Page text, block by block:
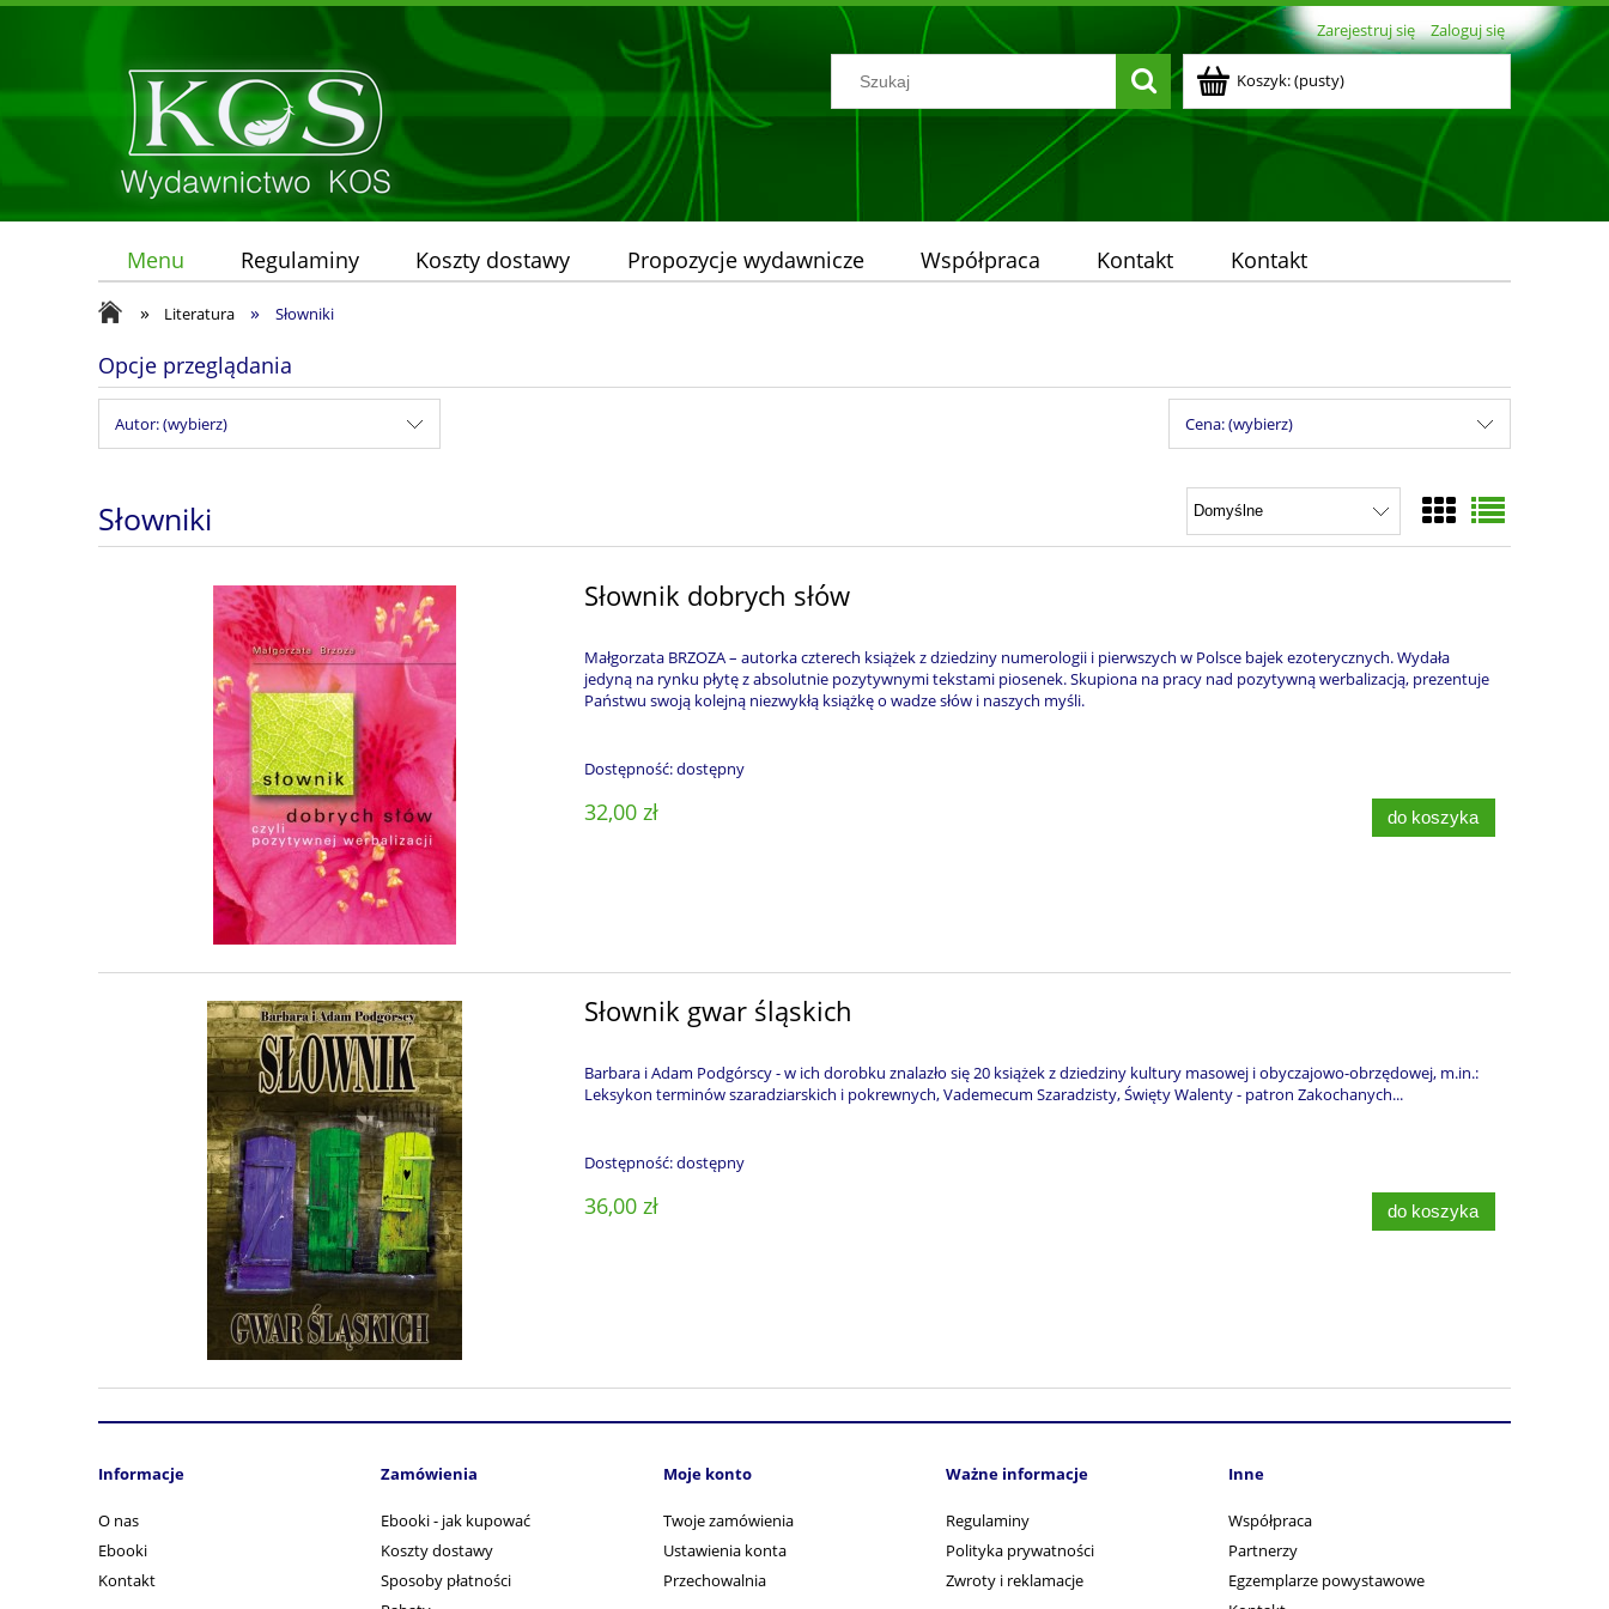
Zarejestruj się Zaloguj się
Koszyk:(pusty)
Menu Regulaminy Koszty dostawy Propozycje wydawnicze Współpraca Kontakt Kontakt
» Literatura » Słowniki
Opcje przeglądania
Autor: (wybierz) Cena: (wybierz)
Słowniki
Słownik dobrych słów
Małgorzata BRZOZA – autorka czterech książek z dziedziny numerologii i pierwszych w Polsce bajek ezoterycznych. Wydała
jedyną na rynku płytę z absolutnie pozytywnymi tekstami piosenek. Skupiona na pracy nad pozytywną werbalizacją, prezentuje
Państwu swoją kolejną niezwykłą książkę o wadze słów i naszych myśli.
Dostępność:dostępny
32,00 zł do koszyka
Słownik gwar śląskich
Barbara i Adam Podgórscy - w ich dorobku znalazło się 20 książek z dziedziny kultury masowej i obyczajowo-obrzędowej, m.in.:
Leksykon terminów szaradziarskich i pokrewnych, Vademecum Szaradzisty, Święty Walenty - patron Zakochanych...
Dostępność:dostępny
36,00 zł do koszyka
Informacje
O nas
Ebooki
Kontakt
Zamówienia
Ebooki - jak kupować
Koszty dostawy
Sposoby płatności
Moje konto
Twoje zamówienia
Ustawienia konta
Przechowalnia
Ważne informacje
Regulaminy
Polityka prywatności
Zwroty i reklamacje
Inne
Współpraca
Partnerzy
Egzemplarze powystawowe